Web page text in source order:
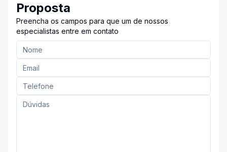
Proposta
Preencha os campos para que um de nossos
especialistas entre em contato